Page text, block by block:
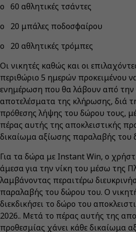
o 60 αθλητικές τσάντες
o 20 μπάλες ποδοσφαίρου
o 20 αθλητικές τρόμπες
Οι νικητές καθώς και οι
περιθώριο 5 ημερών προκειμένου
ενημέρωση που θα λάβουν από την
αποτελέσματα της κλήρωσης, διά
πρόθεσης λήψης του δώρου τους,
πέρας αυτής της αποκλειστικής
δικαίωμα αξίωσης παραλαβής του
Για τα δώρα με Instant Win, ο
άμεσα για την νίκη του μέσω της
λαμβάνοντας περαιτέρω
παραλαβής του δώρου του. Ο
διεκδικήσει το δώρο του
2026.. Μετά το πέρας αυτής της
προθεσμίας χάνει κάθε δικαίωμα